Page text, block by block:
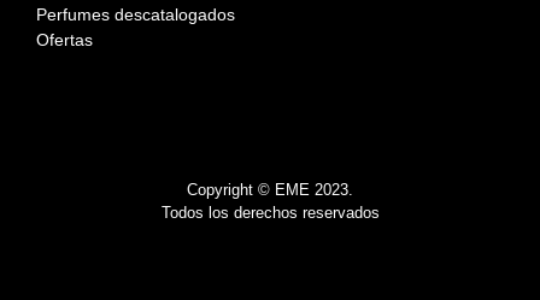
Copyright © EME 2023.
Todos los derechos reservados
Perfumes descatalogados
Ofertas